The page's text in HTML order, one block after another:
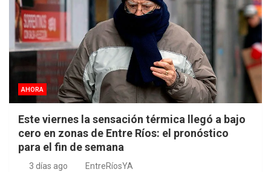
AHORA
Este viernes la sensación térmica llegó a bajo
cero en zonas de Entre Ríos: el pronóstico
para el fin de semana
3 días ago EntreRíosYA